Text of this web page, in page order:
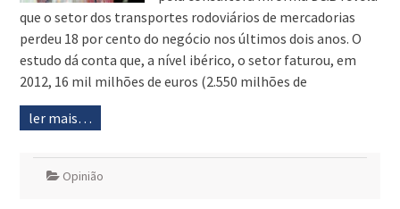
que o setor dos transportes rodoviários de mercadorias
perdeu 18 por cento do negócio nos últimos dois anos. O
estudo dá conta que, a nível ibérico, o setor faturou, em
2012, 16 mil milhões de euros (2.550 milhões de
ler mais…
Opinião